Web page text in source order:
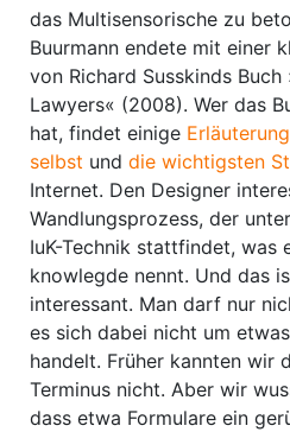
das Multisensorische zu
Buurmann endete mit einer
von Richard Susskinds Buch
Lawyers« (2008). Wer das
hat, findet einige
selbst und die wichtigsten
Internet. Den Designer
Wandlungsprozess, der
IuK-Technik stattfindet, was
knowlegde nennt. Und das
interessant. Man darf nur
es sich dabei nicht um
handelt. Früher kannten wir
Terminus nicht. Aber wir
dass etwa Formulare ein